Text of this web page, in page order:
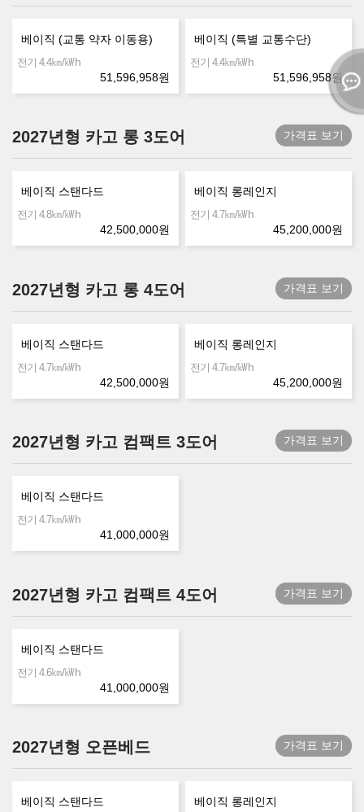
베이직 (교통 약자 이동용)
전기 4.4㎞/㎾h
51,596,958원
베이직 (특별 교통수단)
전기 4.4㎞/㎾h
51,596,958원
2027년형 카고 롱 3도어 가격표 보기
베이직 스탠다드
전기 4.8㎞/㎾h
42,500,000원
베이직 롱레인지
전기 4.7㎞/㎾h
45,200,000원
2027년형 카고 롱 4도어 가격표 보기
베이직 스탠다드
전기 4.7㎞/㎾h
42,500,000원
베이직 롱레인지
전기 4.7㎞/㎾h
45,200,000원
2027년형 카고 컴팩트 3도어 가격표 보기
베이직 스탠다드
전기 4.7㎞/㎾h
41,000,000원
2027년형 카고 컴팩트 4도어 가격표 보기
베이직 스탠다드
전기 4.6㎞/㎾h
41,000,000원
2027년형 오픈베드 가격표 보기
베이직 스탠다드 베이직 롱레인지